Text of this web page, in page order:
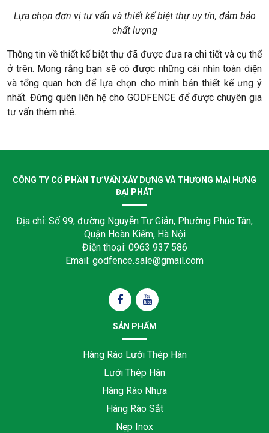
Lựa chọn đơn vị tư vấn và thiết kế biệt thự uy tín, đảm bảo
chất lượng
Thông tin về thiết kế biệt thự đã được đưa ra chi tiết và cụ thể
ở trên. Mong rằng bạn sẽ có được những cái nhìn toàn diện
và tổng quan hơn để lựa chọn cho mình bản thiết kế ưng ý
nhất. Đừng quên liên hệ cho GODFENCE để được chuyên gia
tư vấn thêm nhé.
CÔNG TY CỔ PHẦN TƯ VẤN XÂY DỰNG VÀ THƯƠNG MẠI HƯNG
ĐẠI PHÁT
Địa chỉ: Số 99, đường Nguyễn Tư Giản, Phường Phúc Tân,
Quận Hoàn Kiếm, Hà Nội
Điện thoại: 0963 937 586
Email: godfence.sale@gmail.com
SẢN PHẨM
Hàng Rào Lưới Thép Hàn
Lưới Thép Hàn
Hàng Rào Nhựa
Hàng Rào Sắt
Nẹp Inox